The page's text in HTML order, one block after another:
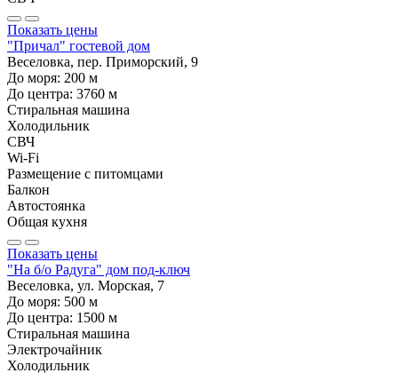
Показать цены
"Причал" гостевой дом
Веселовка, пер. Приморский, 9
До моря: 200 м
До центра: 3760 м
Стиральная машина
Холодильник
СВЧ
Wi-Fi
Размещение с питомцами
Балкон
Автостоянка
Общая кухня
Показать цены
"На б/о Радуга" дом под-ключ
Веселовка, ул. Морская, 7
До моря: 500 м
До центра: 1500 м
Стиральная машина
Электрочайник
Холодильник